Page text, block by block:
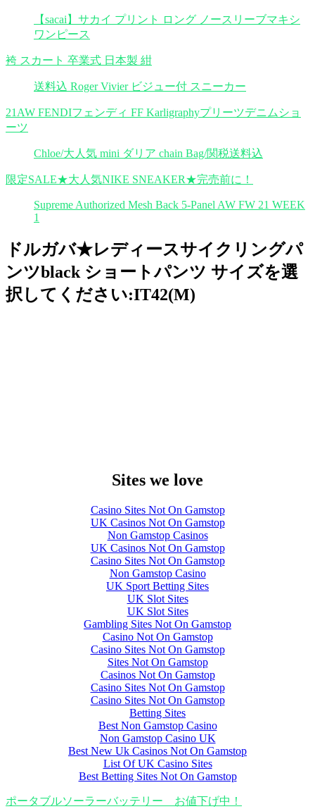
【sacai】サカイ プリント ロング ノースリーブマキシ
ワンピース
袴 スカート 卒業式 日本製 紺
送料込 Roger Vivier ビジュー付 スニーカー
21AW FENDIフェンディ FF Karligraphyプリーツデニムショ
ーツ
Chloe/大人気 mini ダリア chain Bag/関税送料込
限定SALE★大人気NIKE SNEAKER★完売前に！
Supreme Authorized Mesh Back 5-Panel AW FW 21 WEEK
1
ドルガバ★レディースサイクリングパ
ンツblack ショートパンツ サイズを選
択してください:IT42(M)
Sites we love
Casino Sites Not On Gamstop
UK Casinos Not On Gamstop
Non Gamstop Casinos
UK Casinos Not On Gamstop
Casino Sites Not On Gamstop
Non Gamstop Casino
UK Sport Betting Sites
UK Slot Sites
UK Slot Sites
Gambling Sites Not On Gamstop
Casino Not On Gamstop
Casino Sites Not On Gamstop
Sites Not On Gamstop
Casinos Not On Gamstop
Casino Sites Not On Gamstop
Casino Sites Not On Gamstop
Betting Sites
Best Non Gamstop Casino
Non Gamstop Casino UK
Best New Uk Casinos Not On Gamstop
List Of UK Casino Sites
Best Betting Sites Not On Gamstop
ポータブルソーラーバッテリー お値下げ中！